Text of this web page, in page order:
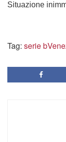
Situazione
Tag: serie b